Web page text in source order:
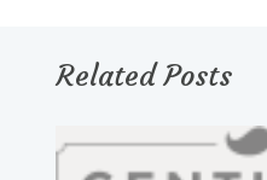
Related Posts